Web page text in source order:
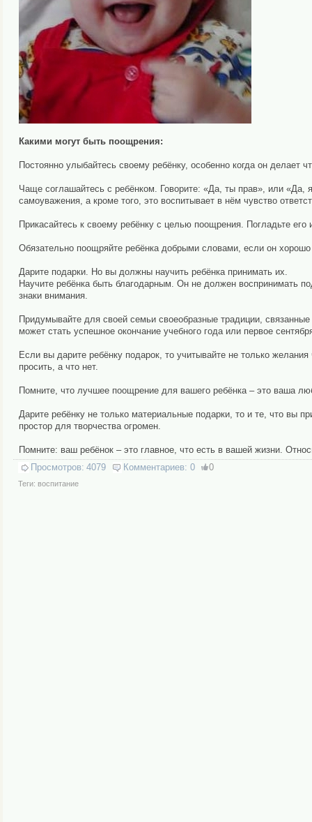
Какими могут быть поощрения:
Постоянно улыбайтесь своему ребёнку, особенно когда он
Чаще соглашайтесь с ребёнком. Говорите: «Да, ты прав», или «Да,
самоуважения, а кроме того, это воспитывает в нём чувство
Прикасайтесь к своему ребёнку с целью поощрения. Погладьте
Обязательно поощряйте ребёнка добрыми словами, если он
Дарите подарки. Но вы должны научить ребёнка принимать их.
Научите ребёнка быть благодарным. Он не должен воспринимать
знаки внимания.
Придумывайте для своей семьи своеобразные традиции,
может стать успешное окончание учебного года или первое
Если вы дарите ребёнку подарок, то учитывайте не только
просить, а что нет.
Помните, что лучшее поощрение для вашего ребёнка – это ваша
Дарите ребёнку не только материальные подарки, то и те, что вы
простор для творчества огромен.
Помните: ваш ребёнок – это главное, что есть в вашей жизни.
Просмотров: 4079 Комментариев: 0 0
Теги: воспитание